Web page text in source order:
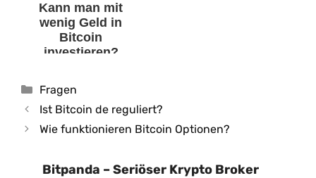
Kann man mit
wenig Geld in
Bitcoin
investieren?
Kategorien
Fragen
Ist Bitcoin de reguliert?
Wie funktionieren Bitcoin Optionen?
Bitpanda – Seriöser Krypto Broker